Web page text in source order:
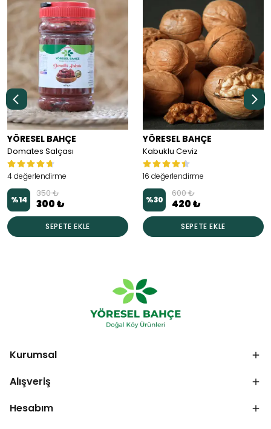
YÖRESEL BAHÇE
Domates Salçası
4 değerlendirme
%14
350 ₺
300 ₺
SEPETE EKLE
YÖRESEL BAHÇE
Kabuklu Ceviz
16 değerlendirme
%30
600 ₺
420 ₺
SEPETE EKLE
Kurumsal
Alışveriş
Hesabım